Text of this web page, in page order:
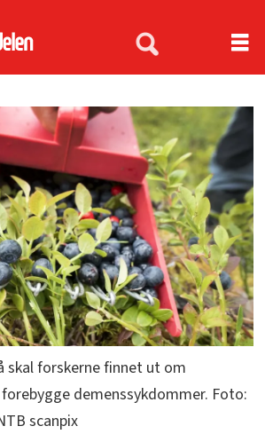
skal forskerne finnet ut om
demenssykdommer. Foto:
scanpix